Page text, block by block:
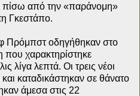
πίσω από την «παράνομη»
Γκεστάπο.
Πρόμπστ οδηγήθηκαν στο
που χαρακτηρίστηκε
λίγα λεπτά. Οι τρεις νέοι
καταδικάστηκαν σε θάνατο
άμεσα στις 22